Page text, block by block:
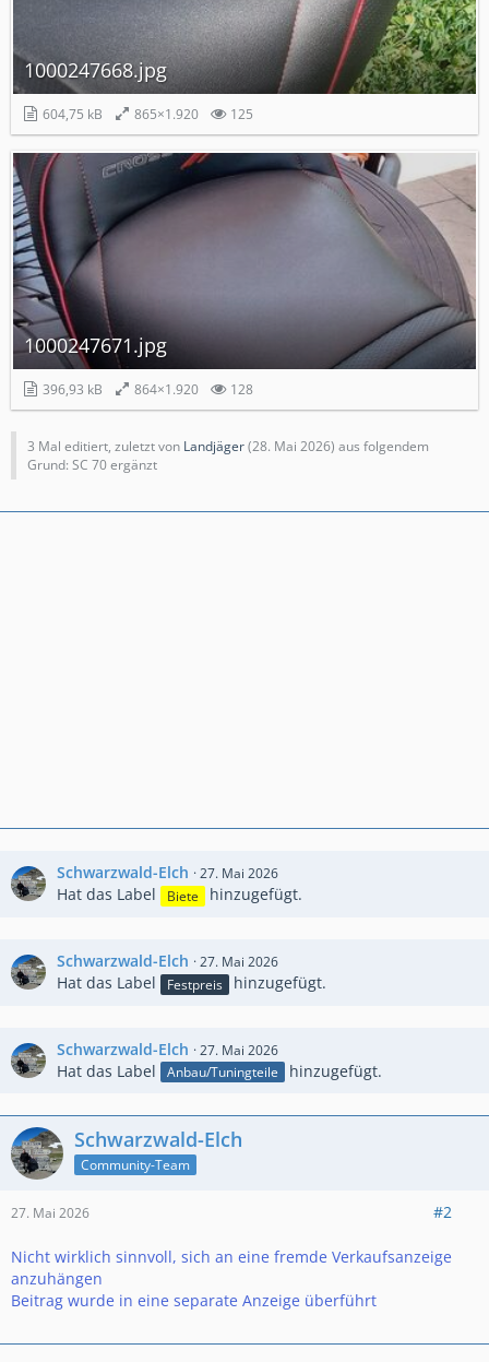
1000247668.jpg
604,75 kB 865×1.920 125
1000247671.jpg
396,93 kB 864×1.920 128
3 Mal editiert, zuletzt von Landjäger(28. Mai 2026) aus folgendem
Grund: SC 70 ergänzt
Schwarzwald-Elch 27. Mai 2026
Hat das Label Biete hinzugefügt.
Schwarzwald-Elch 27. Mai 2026
Hat das Label Festpreis hinzugefügt.
Schwarzwald-Elch 27. Mai 2026
Hat das Label Anbau/Tuningteile hinzugefügt.
Schwarzwald-Elch
Community-Team
27. Mai 2026 #2
Nicht wirklich sinnvoll, sich an eine fremde Verkaufsanzeige
anzuhängen
Beitrag wurde in eine separate Anzeige überführt